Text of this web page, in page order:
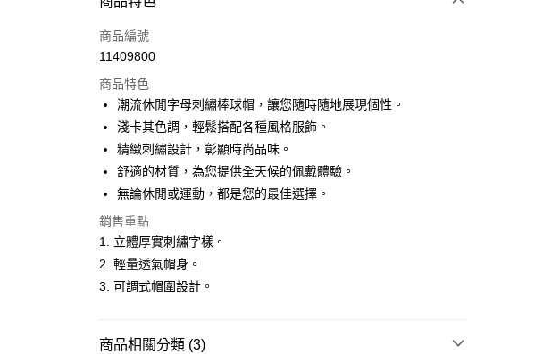
信用卡一次付款
LINE Pay
Apple Pay
悠遊付
ATM付款
運送方式
全家取貨付款
付款後全家取貨
商品編號
11409800
商品特色
潮流休閒字母刺繡棒球帽，讓您隨時隨地展現個性。
淺卡其色調，輕鬆搭配各種風格服飾。
精緻刺繡設計，彰顯時尚品味。
舒適的材質，為您提供全天候的佩戴體驗。
無論休閒或運動，都是您的最佳選擇。
銷售重點
1. 立體厚實刺繡字樣。
2. 輕量透氣帽身。
3. 可調式帽圍設計。
商品相關分類 (3)